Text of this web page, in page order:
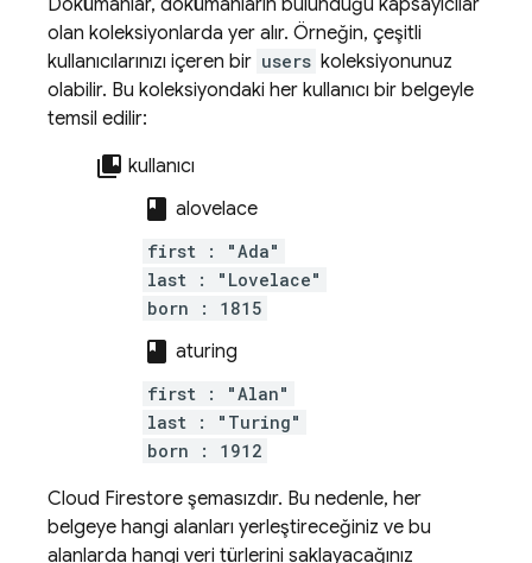
olan koleksiyonlarda yer alır. Örneğin, çeşitli
kullanıcılarınızı içeren bir users koleksiyonunuz
olabilir. Bu koleksiyondaki her kullanıcı bir belgeyle
temsil edilir:
collections_bookmark kullanıcı
class alovelace
first : "Ada"
last : "Lovelace"
born : 1815
class aturing
first : "Alan"
last : "Turing"
born : 1912
Cloud Firestore şemasızdır. Bu nedenle, her
belgeye hangi alanları yerleştireceğiniz ve bu
alanlarda hangi veri türlerini saklayacağınız